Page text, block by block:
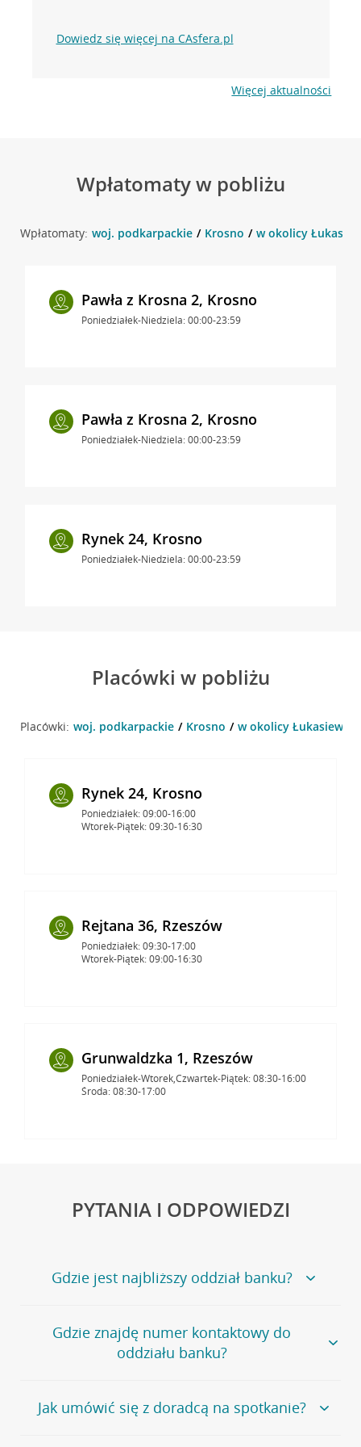
Dowiedz się więcej na CAsfera.pl
Więcej aktualności
Wpłatomaty w pobliżu
Wpłatomaty: woj. podkarpackie Krosno w okolicy
Pawła z Krosna 2, Krosno
Poniedziałek-Niedziela: 00:00-23:59
Pawła z Krosna 2, Krosno
Poniedziałek-Niedziela: 00:00-23:59
Rynek 24, Krosno
Poniedziałek-Niedziela: 00:00-23:59
Placówki w pobliżu
Placówki: woj. podkarpackie Krosno w okolicy
Rynek 24, Krosno
Poniedziałek: 09:00-16:00
Wtorek-Piątek: 09:30-16:30
Rejtana 36, Rzeszów
Poniedziałek: 09:30-17:00
Wtorek-Piątek: 09:00-16:30
Grunwaldzka 1, Rzeszów
Poniedziałek-Wtorek,Czwartek-Piątek: 08:30-16:00
Środa: 08:30-17:00
PYTANIA I ODPOWIEDZI
Gdzie jest najbliższy oddział banku?
Jeśli szukasz oddziału naszego banku, zapraszamy na
stronęPlacówki i bankomaty, na której znajduje się
wygodna wyszukiwarka.
oddziałów
Gdzie znajdę numer kontaktowy do
oddziału banku?
Bank Credit Agricole nie udostępnia ogólnego numeru
telefonu do placówki bankowej.
Jak umówić się z doradcą na spotkanie?